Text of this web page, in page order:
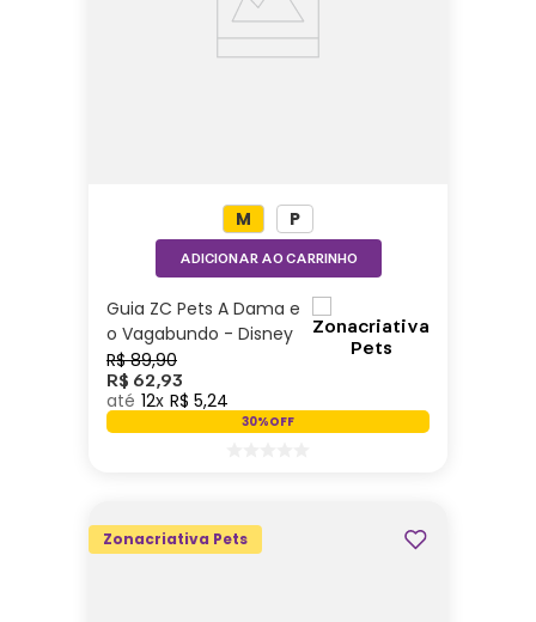
Guia ZC Pets A Dama e
o Vagabundo - Disney
R$ 89,90
R$ 62,93
12 R$ 5,24
30%OFF
M P
ADICIONAR AO CARRINHO
Zonacriativa Pets